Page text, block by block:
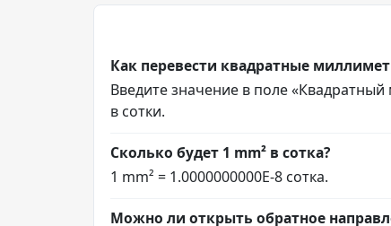
Как перевести квадратные
Введите значение в поле
в сотки.
Сколько будет 1 mm² в сотка?
1 mm² = 1.0000000000E-8 сотка.
Можно ли открыть обратное